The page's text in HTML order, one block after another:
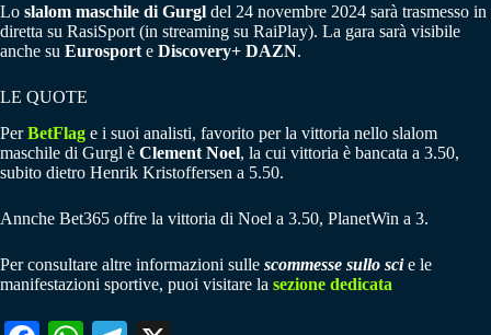
Lo slalom maschile di Gurgl del 24 novembre 2024 sarà trasmesso in
diretta su RasiSport (in streaming su RaiPlay). La gara sarà visibile
anche su Eurosport e Discovery+ DAZN.
LE QUOTE
PerBetFlag e i suoi analisti, favorito per la vittoria nello slalom
maschile di Gurgl è Clement Noel, la cui vittoria è bancata a 3.50,
subito dietro Henrik Kristoffersen a 5.50.
Annche Bet365 offre la vittoria di Noel a 3.50, PlanetWin a 3.
Per consultare altre informazioni sulle scommesse sullo scie le
manifestazioni sportive, puoi visitare la sezione dedicata